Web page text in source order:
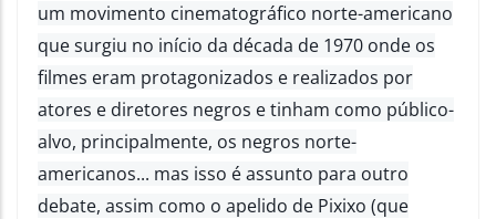
um movimento cinematográfico norte-americano
que surgiu no início da década de 1970 onde os
filmes eram protagonizados e realizados por
atores e diretores negros e tinham como público-
alvo, principalmente, os negros norte-
americanos... mas isso é assunto para outro
debate, assim como o apelido de Pixixo (que